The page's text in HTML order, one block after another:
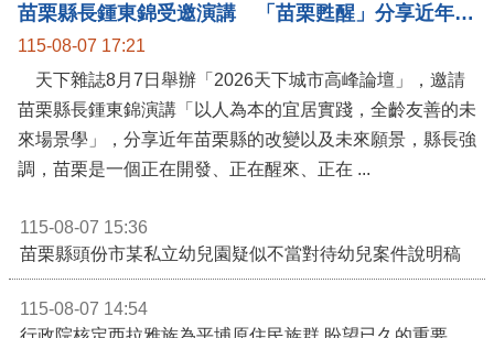
苗栗縣長鍾東錦受邀演講 「苗栗甦醒」分享近年轉變
115-08-07 17:21
天下雜誌8月7日舉辦「2026天下城市高峰論壇」，邀請
苗栗縣長鍾東錦演講「以人為本的宜居實踐，全齡友善的未
來場景學」，分享近年苗栗縣的改變以及未來願景，縣長強
115-08-07 15:36
苗栗縣頭份市某私立幼兒園疑似不當對待幼兒案件說明稿
115-08-07 14:54